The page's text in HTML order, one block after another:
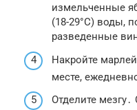
измельченные
(18-29°C) воды,
разведенные
Накройте
месте,
Отделите